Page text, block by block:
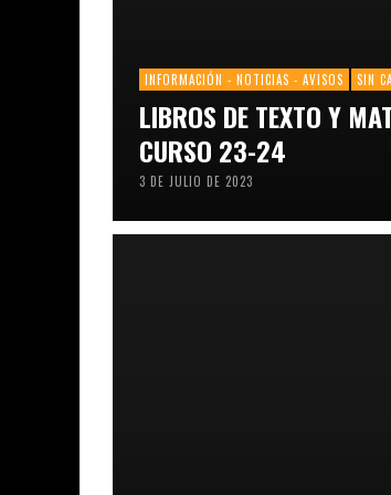
INFORMACIÓN - NOTICIAS - AVISOS SIN
LIBROS DE TEXTO Y
CURSO 23-24
3 DE JULIO DE 2023